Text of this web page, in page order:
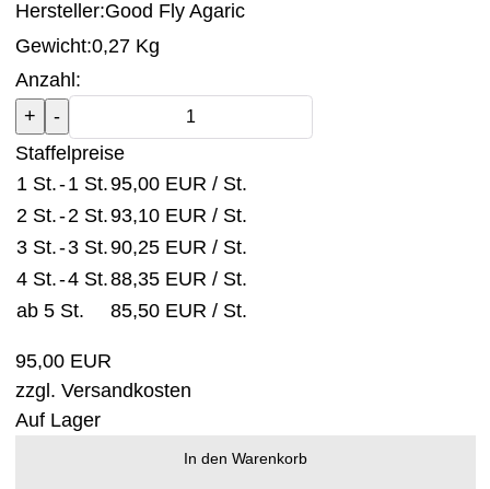
Hersteller:Good Fly Agaric
Gewicht:0,27 Kg
Anzahl:
Staffelpreise
1 St.-1 St.95,00 EUR / St.
2 St.-2 St.93,10 EUR / St.
3 St.-3 St.90,25 EUR / St.
4 St.-4 St.88,35 EUR / St.
ab 5 St.
85,50 EUR / St.
95,00 EUR
zzgl. Versandkosten
Auf Lager